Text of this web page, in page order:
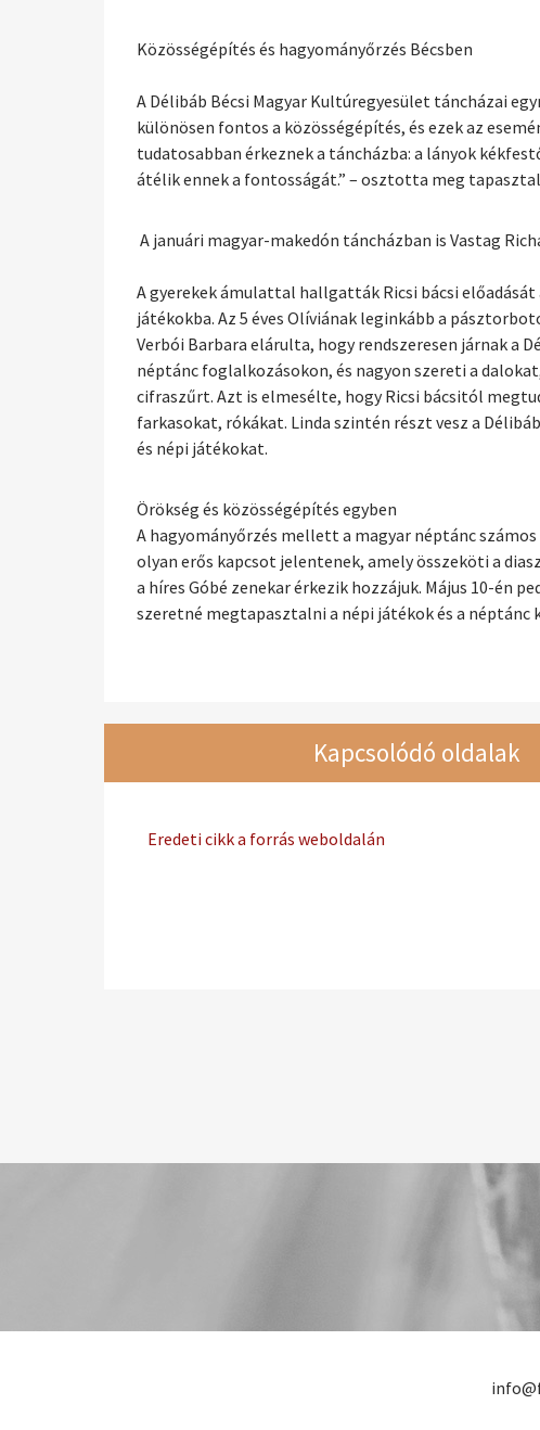
Közösségépítés és hagyományőrzés Bécsben
A Délibáb Bécsi Magyar Kultúregyesület táncházai
különösen fontos a közösségépítés, és ezek az
tudatosabban érkeznek a táncházba: a lányok
átélik ennek a fontosságát.” – osztotta meg
A januári magyar-makedón táncházban is Vastag
A gyerekek ámulattal hallgatták Ricsi bácsi
játékokba. Az 5 éves Olíviának leginkább a
Verbói Barbara elárulta, hogy rendszeresen járnak a
néptánc foglalkozásokon, és nagyon szereti a
cifraszűrt. Azt is elmesélte, hogy Ricsi bácsitól
farkasokat, rókákat. Linda szintén részt vesz a
és népi játékokat.
Örökség és közösségépítés egyben
A hagyományőrzés mellett a magyar néptánc
olyan erős kapcsot jelentenek, amely összeköti a
a híres Góbé zenekar érkezik hozzájuk. Május 10-én
szeretné megtapasztalni a népi játékok és a
Kapcsolódó oldalak
Eredeti cikk a forrás weboldalán